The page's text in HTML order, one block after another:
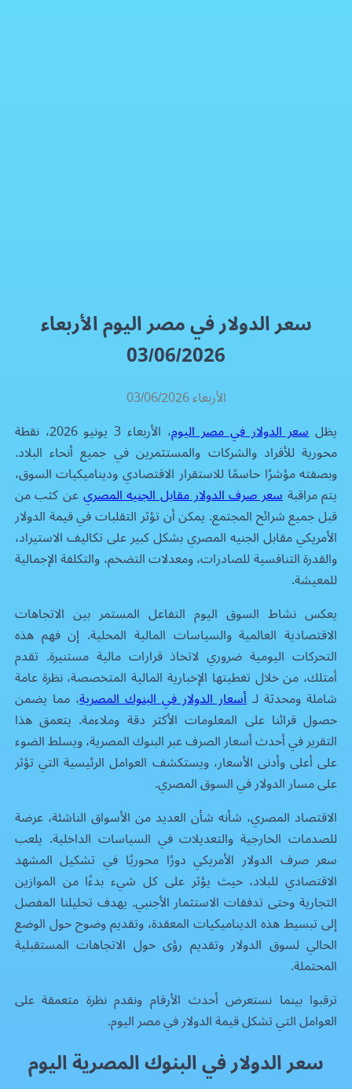
سعر الدولار في مصر اليوم الأربعاء
03/06/2026
الأربعاء 03/06/2026
يظلسعر الدولار في مصر اليوم ، الأربعاء 3 يونيو 2026، نقطة
محورية للأفراد والشركات والمستثمرين في جميع أنحاء البلاد.
وبصفته مؤشرًا حاسمًا للاستقرار الاقتصادي وديناميكيات السوق،
يتم مراقبةسعر صرف الدولار مقابل الجنيه المصريعن كثب من
قبل جميع شرائح المجتمع. يمكن أن تؤثر التقلبات في قيمة الدولار
الأمريكي مقابل الجنيه المصري بشكل كبير على تكاليف الاستيراد،
والقدرة التنافسية للصادرات، ومعدلات التضخم، والتكلفة الإجمالية
للمعيشة.
يعكس نشاط السوق اليوم التفاعل المستمر بين الاتجاهات
الاقتصادية العالمية والسياسات المالية المحلية. إن فهم هذه
التحركات اليومية ضروري لاتخاذ قرارات مالية مستنيرة. تقدم
أمتلك، من خلال تغطيتها الإخبارية المالية المتخصصة، نظرة عامة
شاملة ومحدثة لـ أسعار الدولار في البنوك المصرية، مما يضمن
حصول قرائنا على المعلومات الأكثر دقة وملاءمة. يتعمق هذا
التقرير في أحدث أسعار الصرف عبر البنوك المصرية، ويسلط الضوء
على أعلى وأدنى الأسعار، ويستكشف العوامل الرئيسية التي تؤثر
على مسار الدولار في السوق المصري.
الاقتصاد المصري، شأنه شأن العديد من الأسواق الناشئة، عرضة
للصدمات الخارجية والتعديلات في السياسات الداخلية. يلعب
سعر صرف الدولار الأمريكي دورًا محوريًا في تشكيل المشهد
الاقتصادي للبلاد، حيث يؤثر على كل شيء بدءًا من الموازين
التجارية وحتى تدفقات الاستثمار الأجنبي. يهدف تحليلنا المفصل
إلى تبسيط هذه الديناميكيات المعقدة، وتقديم وضوح حول الوضع
الحالي لسوق الدولار وتقديم رؤى حول الاتجاهات المستقبلية
المحتملة.
ترقبوا بينما نستعرض أحدث الأرقام ونقدم نظرة متعمقة على
العوامل التي تشكل قيمة الدولار في مصر اليوم.
سعر الدولار في البنوك المصرية اليوم